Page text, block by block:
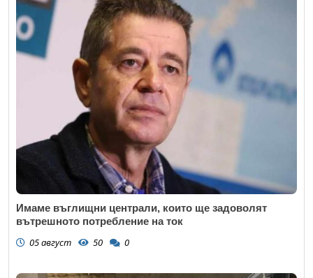
Имаме въглищни централи, които ще задоволят
вътрешното потребление на ток
05 август 50 0